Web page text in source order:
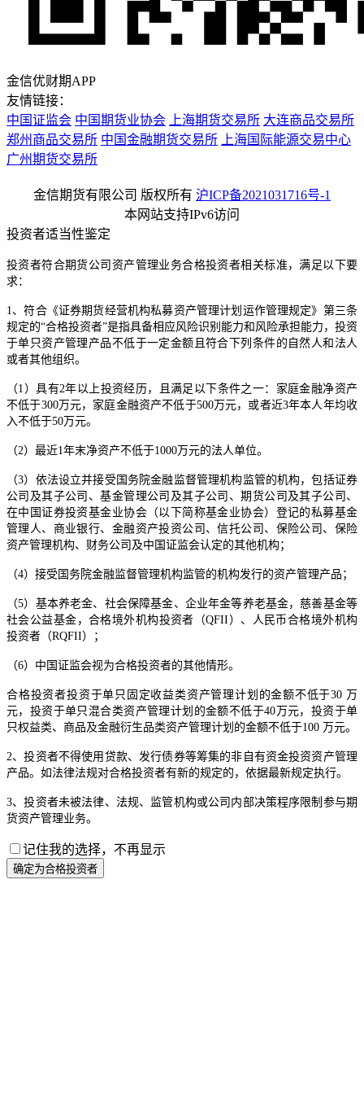
金信优财期APP
友情链接：
中国证监会 中国期货业协会 上海期货交易所 大连商品交易所
郑州商品交易所 中国金融期货交易所
上海国际能源交易中心
广州期货交易所
金信期货有限公司 版权所有 沪ICP备2021031716号-1
本网站支持IPv6访问
投资者适当性鉴定
投资者符合期货公司资产管理业务合格投资者相关标准，满足以下要
求：
1、符合《证券期货经营机构私募资产管理计划运作管理规定》第三条
规定的“合格投资者”是指具备相应风险识别能力和风险承担能力，投资
于单只资产管理产品不低于一定金额且符合下列条件的自然人和法人
或者其他组织。
（1）具有2年以上投资经历，且满足以下条件之一：家庭金融净资产
不低于300万元，家庭金融资产不低于500万元，或者近3年本人年均收
入不低于50万元。
（2）最近1年末净资产不低于1000万元的法人单位。
（3）依法设立并接受国务院金融监督管理机构监管的机构，包括证券
公司及其子公司、基金管理公司及其子公司、期货公司及其子公司、
在中国证券投资基金业协会（以下简称基金业协会）登记的私募基金
管理人、商业银行、金融资产投资公司、信托公司、保险公司、保险
资产管理机构、财务公司及中国证监会认定的其他机构；
（4）接受国务院金融监督管理机构监管的机构发行的资产管理产品；
（5）基本养老金、社会保障基金、企业年金等养老基金，慈善基金等
社会公益基金，合格境外机构投资者（QFII）、人民币合格境外机构
投资者（RQFII）；
（6）中国证监会视为合格投资者的其他情形。
合格投资者投资于单只固定收益类资产管理计划的金额不低于30 万
元，投资于单只混合类资产管理计划的金额不低于40万元，投资于单
只权益类、商品及金融衍生品类资产管理计划的金额不低于100 万元。
2、投资者不得使用贷款、发行债券等筹集的非自有资金投资资产管理
产品。如法律法规对合格投资者有新的规定的，依据最新规定执行。
3、投资者未被法律、法规、监管机构或公司内部决策程序限制参与期
货资产管理业务。
记住我的选择，不再显示
确定为合格投资者